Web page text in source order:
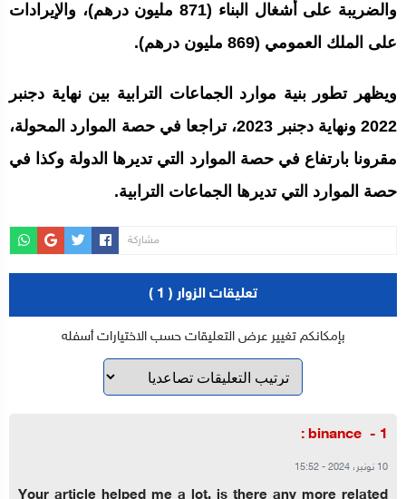
والضريبة على أشغال البناء (871 مليون درهم)، والإيرادات
على الملك العمومي (869 مليون درهم).
ويظهر تطور بنية موارد الجماعات الترابية بين نهاية دجنبر
2022 ونهاية دجنبر 2023، تراجعا في حصة الموارد المحولة،
مقرونا بارتفاع في حصة الموارد التي تديرها الدولة وكذا في
حصة الموارد التي تديرها الجماعات الترابية.
مشاركة
تعليقات الزوار ( 1 )
بإمكانكم تغيير عرض التعليقات حسب الاختيارات أسفله
binance
:
10 نونبر، 2024 -
15:52
Your article helped me a lot, is there any more related